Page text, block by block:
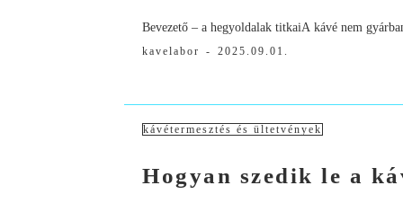
Bevezető – a hegyoldalak titkaiA kávé nem
kavelabor - 2025.09.01.
kávétermesztés és ültetvények
Hogyan szedik le a